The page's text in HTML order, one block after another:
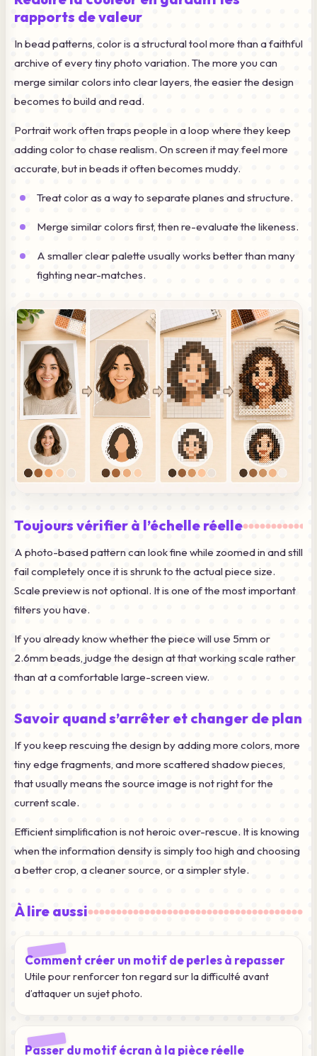
rapports de valeur
In bead patterns, color is a structural tool more than a faithful
archive of every tiny photo variation. The more you can
merge similar colors into clear layers, the easier the design
becomes to build and read.
Portrait work often traps people in a loop where they keep
adding color to chase realism. On screen it may feel more
accurate, but in beads it often becomes muddy.
Treat color as a way to separate planes and structure.
Merge similar colors first, then re-evaluate the likeness.
A smaller clear palette usually works better than many
fighting near-matches.
Toujours vérifier à l’échelle réelle
A photo-based pattern can look fine while zoomed in and still
fail completely once it is shrunk to the actual piece size.
Scale preview is not optional. It is one of the most important
filters you have.
If you already know whether the piece will use 5mm or
2.6mm beads, judge the design at that working scale rather
than at a comfortable large-screen view.
Savoir quand s’arrêter et changer de plan
If you keep rescuing the design by adding more colors, more
tiny edge fragments, and more scattered shadow pieces,
that usually means the source image is not right for the
current scale.
Efficient simplification is not heroic over-rescue. It is knowing
when the information density is simply too high and choosing
a better crop, a cleaner source, or a simpler style.
À lire aussi
Comment créer un motif de perles à repasser
Utile pour renforcer ton regard sur la difficulté avant
d’attaquer un sujet photo.
Passer du motif écran à la pièce réelle